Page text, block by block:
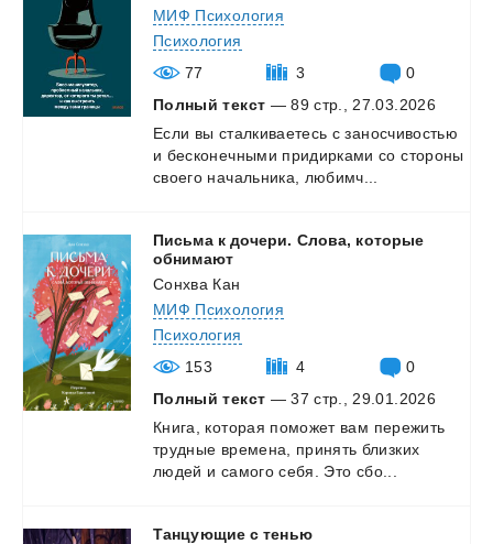
МИФ Психология
Психология
77
3
0
Полный текст — 89 стр., 27.03.2026
Если вы сталкиваетесь с заносчивостью
и бесконечными придирками со стороны
своего начальника, любимч...
Письма к дочери. Слова, которые
обнимают
Сонхва Кан
МИФ Психология
Психология
153
4
0
Полный текст — 37 стр., 29.01.2026
Книга,
которая поможет вам пережить
трудные времена, принять близких
людей и самого себя. Это сбо...
Танцующие с тенью